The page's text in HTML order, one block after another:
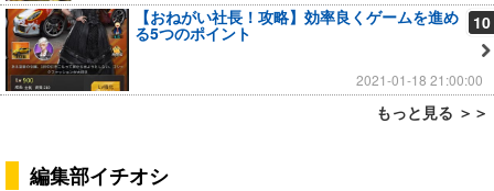
10
【おねがい社長！攻略】効率良くゲームを進め
る5つのポイント
2021-01-18 21:00:00
もっと見る ＞＞
編集部イチオシ